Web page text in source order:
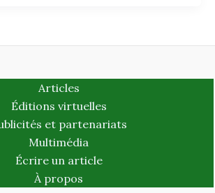
Articles
Éditions virtuelles
et partenariats
Multimédia
Écrire un article
À propos